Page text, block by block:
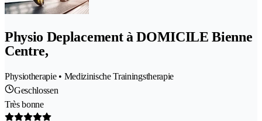
Physio Deplacement à DOMICILE Bienne
Centre,
Physiotherapie • Medizinische Trainingstherapie
Geschlossen
Très bonne